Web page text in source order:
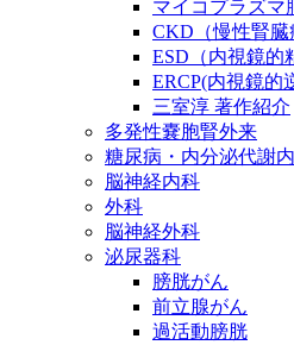
マイコプラズマ
CKD（慢性腎臓
ESD（内視鏡的
ERCP(内視鏡的
三室淳 著作紹介
多発性嚢胞腎外来
糖尿病・内分泌代謝
脳神経内科
外科
脳神経外科
泌尿器科
膀胱がん
前立腺がん
過活動膀胱